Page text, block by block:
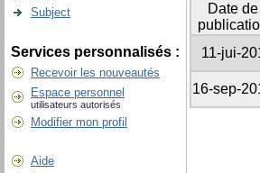
Subject
Services personnalisés :
Recevoir les nouveautés
Espace personnel
utilisateurs autorisés
Modifier mon profil
Aide
Date de
11-jui-
16-sep-